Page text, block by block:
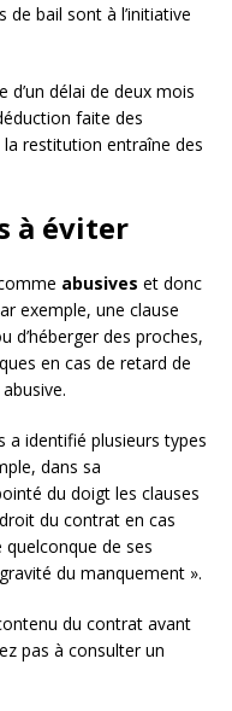
bail sont à l’initiative
délai de deux mois
faite des
restitution entraîne des
à éviter
abusives et donc
exemple, une clause
d’héberger des proches,
en cas de retard de
a identifié plusieurs types
dans sa
du doigt les clauses
du contrat en cas
quelconque de ses
du manquement ».
du contrat avant
pas à consulter un